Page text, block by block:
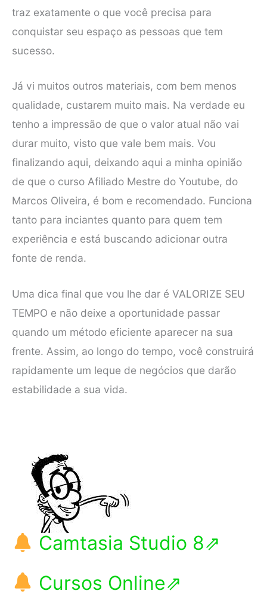
traz exatamente o que você precisa para
conquistar seu espaço as pessoas que tem
sucesso.
Já vi muitos outros materiais, com bem menos
qualidade, custarem muito mais. Na verdade eu
tenho a impressão de que o valor atual não vai
durar muito, visto que vale bem mais. Vou
finalizando aqui, deixando aqui a minha opinião
de que o curso Afiliado Mestre do Youtube, do
Marcos Oliveira, é bom e recomendado. Funciona
tanto para inciantes quanto para quem tem
experiência e está buscando adicionar outra
fonte de renda.
Uma dica final que vou lhe dar é VALORIZE SEU
TEMPO e não deixe a oportunidade passar
quando um método eficiente aparecer na sua
frente. Assim, ao longo do tempo, você construirá
rapidamente um leque de negócios que darão
estabilidade a sua vida.
Camtasia Studio 8⇗
Cursos Online⇗